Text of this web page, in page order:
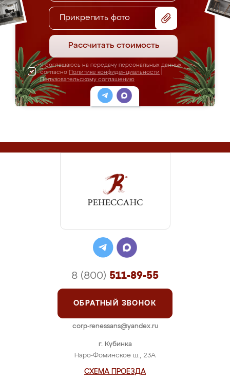
Прикрепить фото
Рассчитать стоимость
Я соглашаюсь на передачу персональных данных
согласно Политике конфиденциальности
Пользовательскому соглашению
г. Кубинка
Наро-Фоминское ш., 23А
СХЕМА ПРОЕЗДА
8 (800) 511-89-55
ОБРАТНЫЙ ЗВОНОК
corp-renessans@yandex.ru